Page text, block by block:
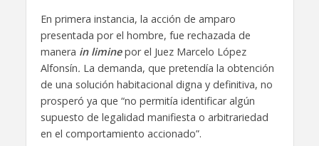
En primera instancia, la acción de amparo
presentada por el hombre, fue rechazada de
manera in liminepor el Juez Marcelo López
Alfonsín. La demanda, que pretendía la obtención
de una solución habitacional digna y definitiva, no
prosperó ya que “no permitía identificar algún
supuesto de legalidad manifiesta o arbitrariedad
en el comportamiento accionado”.